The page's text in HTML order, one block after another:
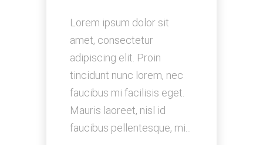
Lorem ipsum dolor sit
amet, consectetur
adipiscing elit. Proin
tincidunt nunc lorem, nec
faucibus mi facilisis eget.
Mauris laoreet, nisl id
faucibus pellentesque, mi...